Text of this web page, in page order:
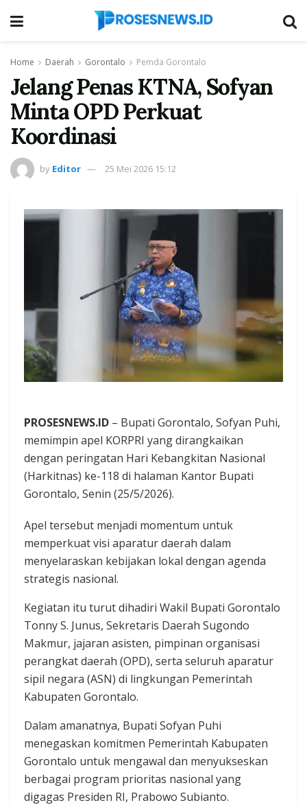
Home Daerah Gorontalo Pemda Gorontalo
Jelang Penas KTNA, Sofyan
Minta OPD Perkuat
Koordinasi
by Editor 25 Mei 2026 15:12
PROSESNEWS.ID – Bupati Gorontalo, Sofyan Puhi,
memimpin apel KORPRI yang dirangkaikan
dengan peringatan Hari Kebangkitan Nasional
(Harkitnas) ke-118 di halaman Kantor Bupati
Gorontalo, Senin (25/5/2026).
Apel tersebut menjadi momentum untuk
memperkuat visi aparatur daerah dalam
menyelaraskan kebijakan lokal dengan agenda
strategis nasional.
Kegiatan itu turut dihadiri Wakil Bupati Gorontalo
Tonny S. Junus, Sekretaris Daerah Sugondo
Makmur, jajaran asisten, pimpinan organisasi
perangkat daerah (OPD), serta seluruh aparatur
sipil negara (ASN) di lingkungan Pemerintah
Kabupaten Gorontalo.
Dalam amanatnya, Bupati Sofyan Puhi
menegaskan komitmen Pemerintah Kabupaten
Gorontalo untuk mengawal dan menyukseskan
berbagai program prioritas nasional yang
digagas Presiden RI, Prabowo Subianto.